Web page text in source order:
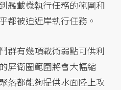
艦載機執行任務的範圍和
都被迫近岸執行任務。
群有幾項戰術弱點可供利
屏衛圈範圍將會大幅縮
落都能夠提供水面陸上攻